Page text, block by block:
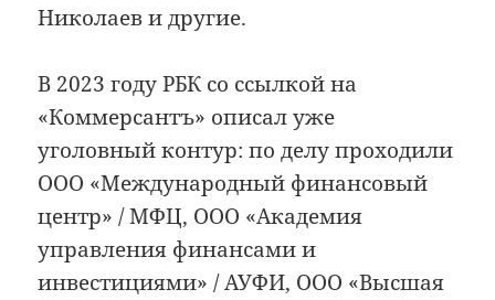
Николаев и другие.
В 2023 году РБК со ссылкой на
«Коммерсантъ» описал уже
уголовный контур: по делу проходили
ООО «Международный финансовый
центр» / МФЦ, ООО «Академия
управления финансами и
инвестициями» / АУФИ, ООО «Высшая